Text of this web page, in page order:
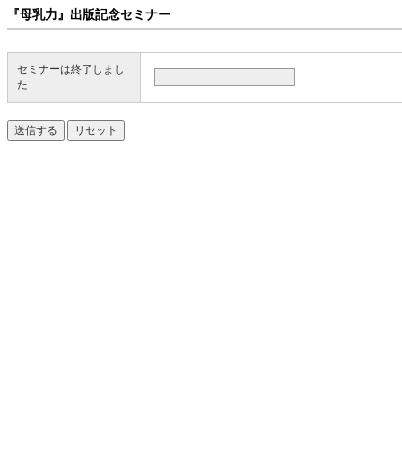
『母乳力』出版記念セミナー
セミナーは終了しまし
た